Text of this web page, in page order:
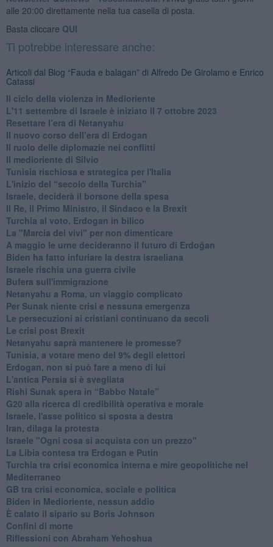
alle 20:00 direttamente nella tua casella di posta.
Basta cliccare QUI
Ti potrebbe interessare anche:
Articoli dal Blog “Fauda e balagan” di Alfredo De Girolamo e Enrico
Catassi
Il ciclo della violenza in Medioriente
L'11 settembre di Israele è iniziato il 7 ottobre 2023
Resettare l’era di Netanyahu
​Il nuovo corso dell’era di Erdogan
Il ruolo delle diplomazie nei conflitti
Il medioriente di Silvio
Tunisia rischiosa e strategica per l'Italia
L'inizio del “secolo della Turchia”
Israele, deciderà il borsone della spesa
Il Re, il Primo Ministro, il Sindaco e la Brexit
Turchia al voto, Erdogan in bilico
La "Marcia dei vivi" per non dimenticare
A maggio le urne decideranno il futuro di Erdoğan
Biden ha fatto infuriare la destra israeliana
Israele rischia una guerra civile
Bufera sull'immigrazione
Netanyahu a Roma, un viaggio complicato
Per Sunak niente crisi e nessuna emergenza
Le persecuzioni ai cristiani continuano da secoli
Le crisi post Brexit
Netanyahu saprà mantenere le promesse?
Tunisia, a votare meno del 9% degli elettori
Erdogan, non si può fare a meno di lui
L'antica Persia si è svegliata
Rishi Sunak spera in “Babbo Natale”
G20 alla ricerca di credibilità operativa e morale
Israele, l'asse politico si sposta a destra
Iran, dilaga la protesta
Israele "Ogni cosa si acquista con un prezzo"
La Libia contesa tra Erdogan e Putin
Turchia tra crisi economica interna e mire geopolitiche nel
Mediterraneo
GB tra crisi economica, sociale e politica
Biden in Medioriente, nessun addio
È calato il sipario su Boris Johnson
Confini di morte
Riflessioni con Abraham Yehoshua